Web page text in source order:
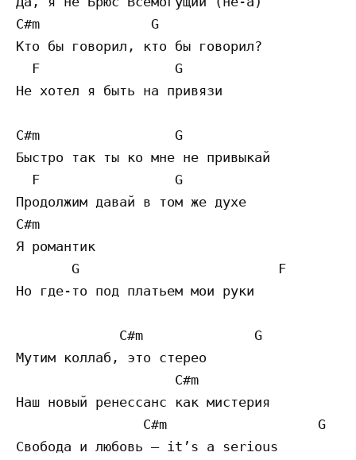
C#m              G
Кто бы говорил, кто бы говорил?
  F                 G
Не хотел я быть на привязи
C#m                 G
Быстро так ты ко мне не привыкай
  F                 G
Продолжим давай в том же духе
C#m
Я романтик
G                         F
Но где-то под платьем мои руки
             C#m              G
Мутим коллаб, это стерео
C#m
Наш новый ренессанс как мистерия
                C#m                   G
Свобода и любовь — it’s a serious